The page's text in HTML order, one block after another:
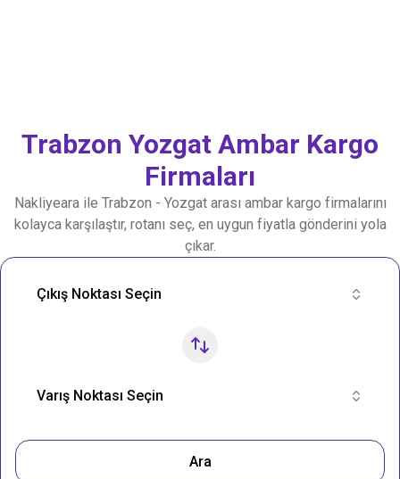
Trabzon Yozgat Ambar Kargo
Firmaları
Nakliyeara ile Trabzon - Yozgatarası ambar kargo firmalarını
kolayca karşılaştır, rotanı seç, en uygun fiyatla gönderini yola
çıkar.
Nakliye Rotası Ara
Çıkış Noktası Seçin
Varış Noktası Seçin
Ara